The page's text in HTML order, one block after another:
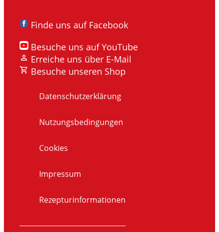
Finde uns auf Facebook
Besuche uns auf YouTube
Erreiche uns über E-Mail
Besuche unseren Shop
Datenschutzerklärung
Nutzungsbedingungen
Cookies
Impressum
Rezepturinformationen